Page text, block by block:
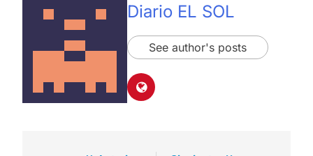
Diario EL SOL
See author's posts